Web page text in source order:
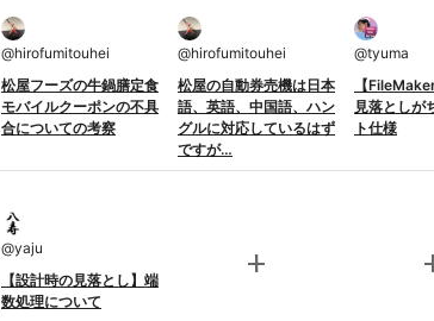
@hirofumitouhei
松屋フーズの牛鍋膳定食
モバイルクーポンの不具
合についての考察
@hirofumitouhei
松屋の自動券売機は日本
語、英語、中国語、ハン
グルに対応しているはず
ですが…
@tyuma
【
見落としが
ト仕様
@yaju
【設計時の見落とし】端
数処理について
add